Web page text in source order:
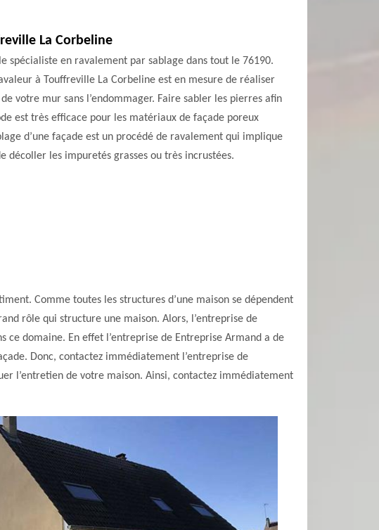
La Corbeline
spécialiste en ravalement par sablage dans tout le 76190.
à Touffreville La Corbeline est en mesure de réaliser
votre mur sans l’endommager. Faire sabler les pierres afin
est très efficace pour les matériaux de façade poreux
d’une façade est un procédé de ravalement qui implique
décoller les impuretés grasses ou très incrustées.
Comme toutes les structures d’une maison se dépendent
rôle qui structure une maison. Alors, l’entreprise de
domaine. En effet l’entreprise de Entreprise Armand a de
Donc, contactez immédiatement l’entreprise de
l’entretien de votre maison. Ainsi, contactez immédiatement